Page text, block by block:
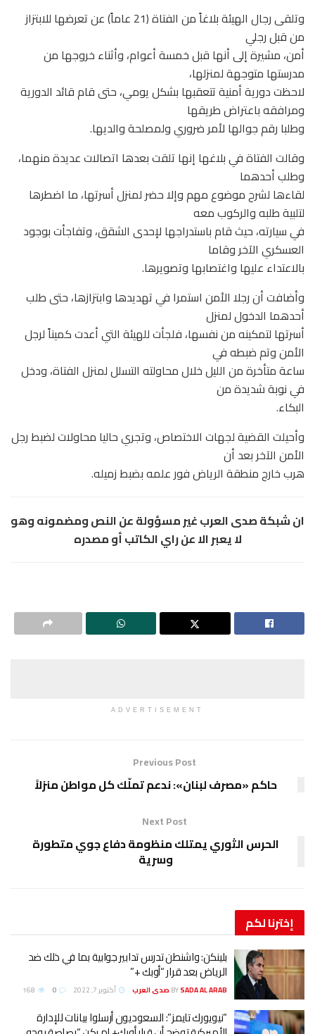
وتلقى رجال الهيئة بلاغاً من الفتاة (21 عاماً) عن تعرضها للابتزاز
من قبل رجلي
أمن، مشيرة إلى أنها قبل خمسة أعوام، وأثناء خروجها من
مدرستها متوجهة لمنزلها،
لاحظت دورية أمنية تتعقبها بشكل يومي، حتى قام قائد الدورية
ومرافقه باعتراض طريقها
وطلبا رقم جوالها لأمر ضروري ولمصلحة والديها.
وقالت الفتاة في بلاغها إنها تلقت بعدها اتصالات عديدة منهما،
وطلب أحدهما
لقاءها لشرح موضوع مهم وإلا حضر لمنزل أسرتها، ما اضطرها
لتلبية طلبه والركوب معه
في سيارته، حيث قام باستدراجها لإحدى الشقق، وتفاجأت بوجود
العسكري الآخر وقاما
بالاعتداء عليها واغتصابها وتصويرها.
وأضافت أن رجلا الأمن استمرا في تهديدها وابتزازها، حتى طلب
أحدهما الدخول لمنزل
أسرتها لتمكينه من نفسها، فلجأت للهيئة التي أعدت كميناً لرجل
الأمن وتم ضبطه في
ساعة متأخرة من الليل خلال محاولته التسلل لمنزل الفتاة، ودخل
في نوبة شديدة من
البكاء.
وأحيلت القضية لجهات الاختصاص، وتجري حاليا محاولات لضبط رجل
الأمن الآخر بعد أن
هرب خارج منطقة الرياض فور علمه بضبط زميله.
ان شبكة صدى العرب غير مسؤولة عن النص ومضمونه وهو
لا يعبر الا عن راي الكاتب أو مصدره
ADVERTISEMENT
Previous Post
حاكم «مصرف لبنان»: ندعم تملّك كل مواطن منزلاً
Next Post
الحرس الثوري يمتلك منظومة دفاع جوي متطورة
وسرية
إخترنالكم
بلينكن: واشنطن تدرس تدابير جوابية بما في ذلك ضد
الرياض بعد قرار “أوبك +”
BYSADA AL ARAB صدى العرب أكتوبر 7, 2022
“نيويورك تايمز”: السعوديون أرسلوا بيانات للإدارة